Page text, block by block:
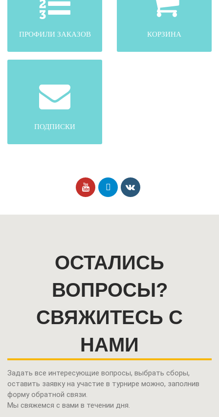
ПРОФИЛИ ЗАКАЗОВ КОРЗИНА
ПОДПИСКИ
ОСТАЛИСЬ
ВОПРОСЫ?
СВЯЖИТЕСЬ С
НАМИ
Задать все интересующие вопросы, выбрать сборы,
оставить заявку на участие в турнире можно, заполнив
форму обратной связи.
Мы свяжемся с вами в течении дня.